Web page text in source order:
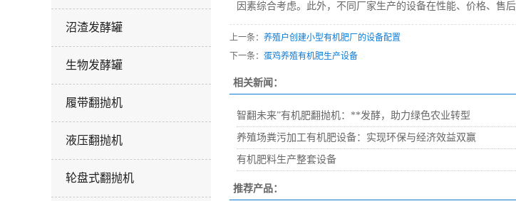
沼渣发酵罐
生物发酵罐
履带翻抛机
液压翻抛机
轮盘式翻抛机
因素综合考虑。此外，不同厂家生产的设备在性能、价格、售
上一条： 养殖户创建小型有机肥厂的设备配置
下一条： 蛋鸡养殖有机肥生产设备
相关新闻：
智翻未来”有机肥翻抛机：**发酵，助力绿色农业转型
养殖场粪污加工有机肥设备：实现环保与经济效益双赢
有机肥料生产整套设备
推荐产品：